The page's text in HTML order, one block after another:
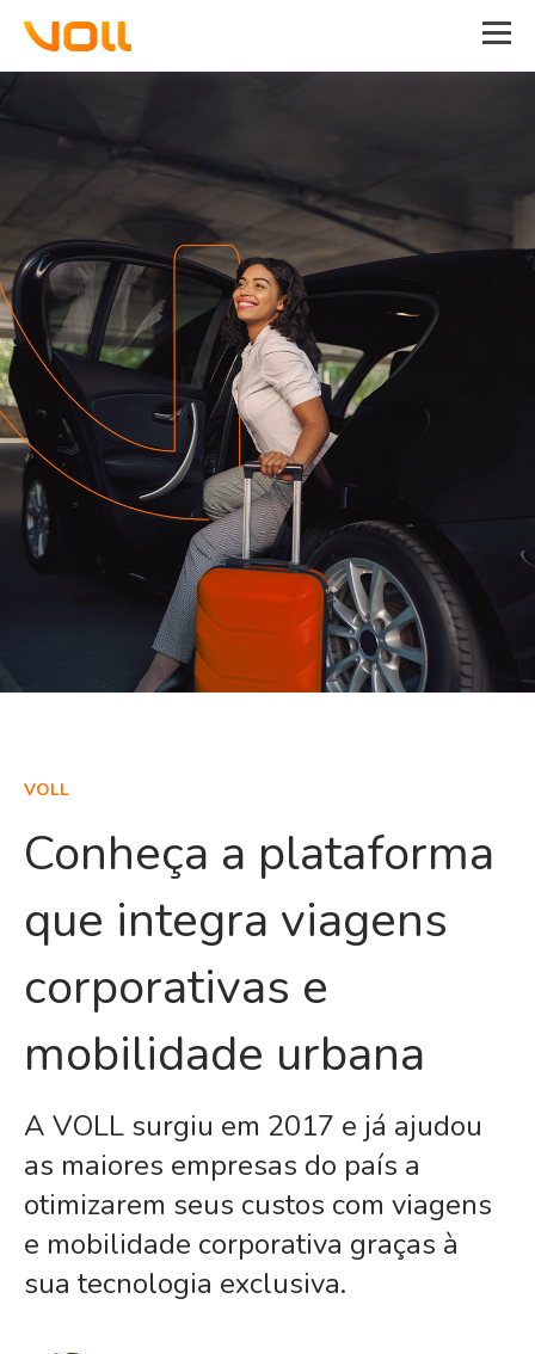
VOLL
Conheça a plataforma
que integra viagens
corporativas e
mobilidade urbana
A VOLL surgiu em 2017 e já ajudou
as maiores empresas do país a
otimizarem seus custos com viagens
e mobilidade corporativa graças à
sua tecnologia exclusiva.